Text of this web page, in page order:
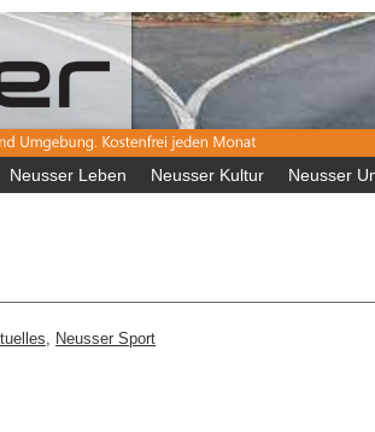
Neusser Leben Neusser Kultur Neusser
, Neusser Sport